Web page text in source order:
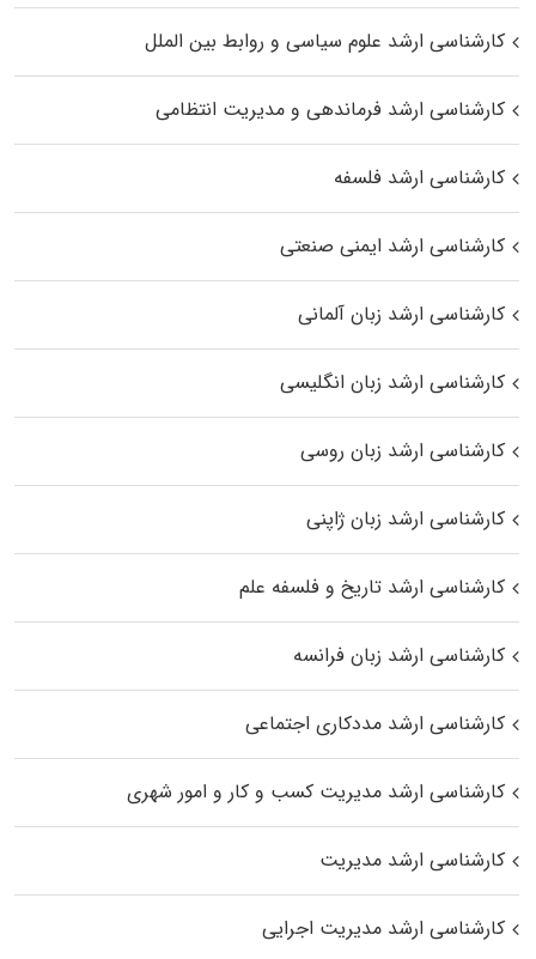
کارشناسی ارشد علوم سیاسی و روابط بین الملل
کارشناسی ارشد فرماندهی و مدیریت انتظامی
کارشناسی ارشد فلسفه
کارشناسی ارشد ایمنی صنعتی
کارشناسی ارشد زبان آلمانی
کارشناسی ارشد زبان انگلیسی
کارشناسی ارشد زبان روسی
کارشناسی ارشد زبان ژاپنی
کارشناسی ارشد تاریخ و فلسفه علم
کارشناسی ارشد زبان فرانسه
کارشناسی ارشد مددکاری اجتماعی
کارشناسی ارشد مدیریت کسب و کار و امور شهری
کارشناسی ارشد مدیریت
کارشناسی ارشد مدیریت اجرایی